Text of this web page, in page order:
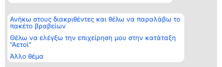
Ανήκω στους διακριθέντες και θέλω να παραλάβω το
πακέτο βραβείων
Θέλω να ελέγξω την επιχείρηση μου στην κατάταξη
"Αετοί"
Άλλο θέμα
Διοργανωτής της
κατάταξης
BEAUTIFUL COMPANY
ΤΗΛ. ΕΠΙΚΟΙΝΩΝΙΑΣ:
2104128019
email:
aetoi@beautifulcompany.co
Κατάταξη
Διακριθέντες
των
διακριθέντων
προϋποθέσεις
Επικοινωνία
Επικοινωνία